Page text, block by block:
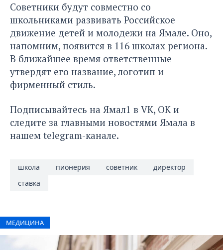
Советники будут совместно со
школьниками развивать Российское
движение детей и молодежи на Ямале. Оно,
напомним, появится в 116 школах региона.
В ближайшее время ответственные
утвердят его название, логотип и
фирменный стиль.
Подписывайтесь на Ямал1 в VK, ОК и
следите за главными новостями Ямала в
нашем telegram-канале.
школа пионерия советник
директор
ставка
МЕДИЦИНА